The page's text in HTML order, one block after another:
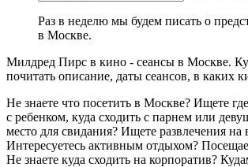
Раз в неделю мы будем писать о
в Москве.
Милдред Пирс в кино - сеансы в Москве.
почитать описание, даты сеансов, в каких
Не знаете что посетить в Москве? Ищете
с ребенком, куда сходить с парнем или
место для свидания? Ищете развлечения на
Интересуетесь активным отдыхом?
Не знаете куда сходить на корпоратив?